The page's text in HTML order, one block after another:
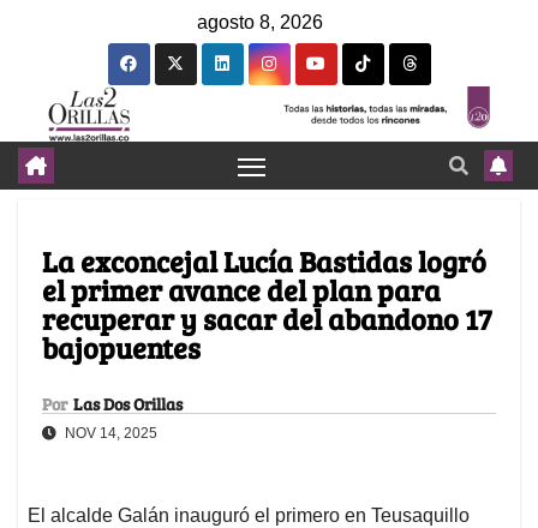
agosto 8, 2026
La exconcejal Lucía Bastidas logró
el primer avance del plan para
recuperar y sacar del abandono 17
bajopuentes
Por Las Dos Orillas
NOV 14, 2025
El alcalde Galán inauguró el primero en Teusaquillo